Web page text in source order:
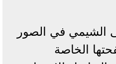
في الصور
الخاصة